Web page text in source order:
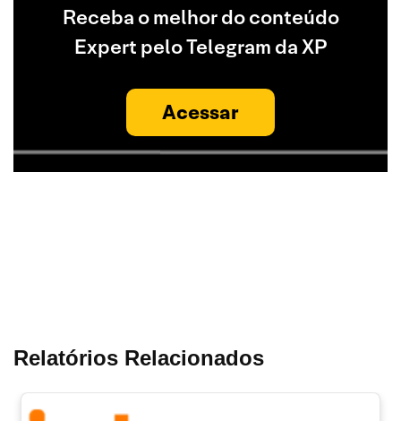
Receba o melhor do conteúdo
Expert pelo Telegram da XP
Acessar
Relatórios Relacionados